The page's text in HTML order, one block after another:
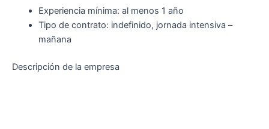
Experiencia mínima: al menos 1 año
Tipo de contrato: indefinido, jornada intensiva –
mañana
Descripción de la empresa